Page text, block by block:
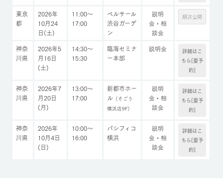
東京
都
2026年
10月24
日(土)
11:00～
17:00
ベルサール
渋谷ガーデ
ン
説明
会・相
談会
順次公開
神奈
川県
2026年5
月16日
(土)
14:30～
15:30
臨海セミナ
ー本部
説明会
詳細はこ
ちら[要予
約]
神奈
川県
2026年7
月20日
(月)
13:00～
17:00
新都市ホー
ル （そごう
横浜店9F）
説明
会・相
談会
詳細はこ
ちら[要予
約]
神奈
川県
2026年
10月4日
(日)
10:00～
16:00
パシフィコ
横浜
説明
会・相
談会
詳細はこ
ちら[要予
約]